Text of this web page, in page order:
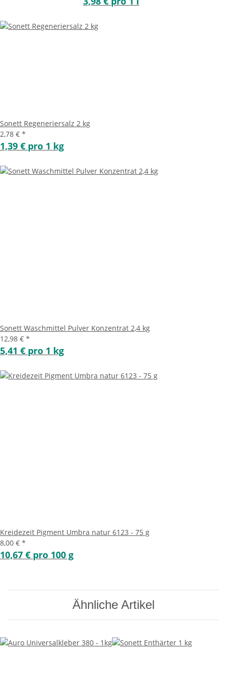
Sonett Regeneriersalz 2 kg
2,78 € *
1,39 € pro 1 kg
Sonett Waschmittel Pulver Konzentrat 2,4 kg
12,98 € *
5,41 € pro 1 kg
Kreidezeit Pigment Umbra natur 6123 - 75 g
8,00 € *
10,67 € pro 100 g
Ähnliche Artikel